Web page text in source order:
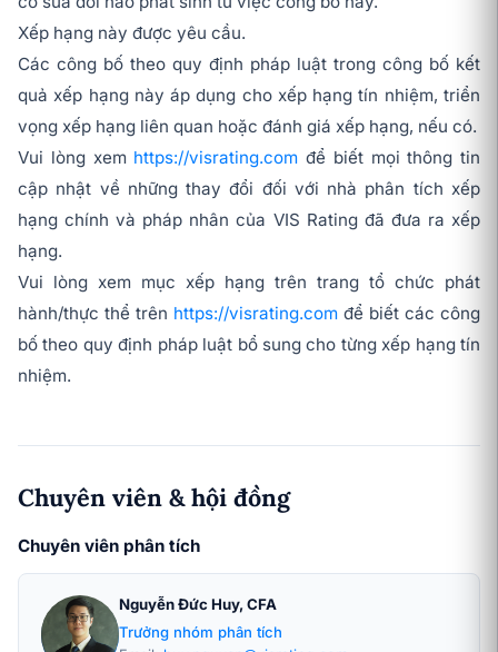
Xếp hạng này được yêu cầu.
Các công bố theo quy định pháp luật trong công bố kết
quả xếp hạng này áp dụng cho xếp hạng tín nhiệm, triển
vọng xếp hạng liên quan hoặc đánh giá xếp hạng, nếu có.
Vui lòng xem https://visrating.com để biết mọi thông tin
cập nhật về những thay đổi đối với nhà phân tích xếp
hạng chính và pháp nhân của VIS Rating đã đưa ra xếp
hạng.
Vui lòng xem mục xếp hạng trên trang tổ chức phát
hành/thực thể trên https://visrating.com để biết các công
bố theo quy định pháp luật bổ sung cho từng xếp hạng tín
nhiệm.
Chuyên viên & hội đồng
Chuyên viên phân tích
Nguyễn Đức Huy, CFA
Trưởng nhóm phân tích